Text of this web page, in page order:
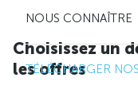
NOUS CONNAÎTRE
TÉLÉCHARGER
Choisissez un
les offres